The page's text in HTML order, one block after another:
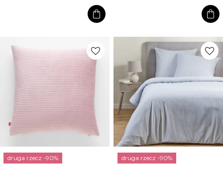
shopping_bag shopping_bag
favorite
druga rzecz -90%
favorite
druga rzecz -90%